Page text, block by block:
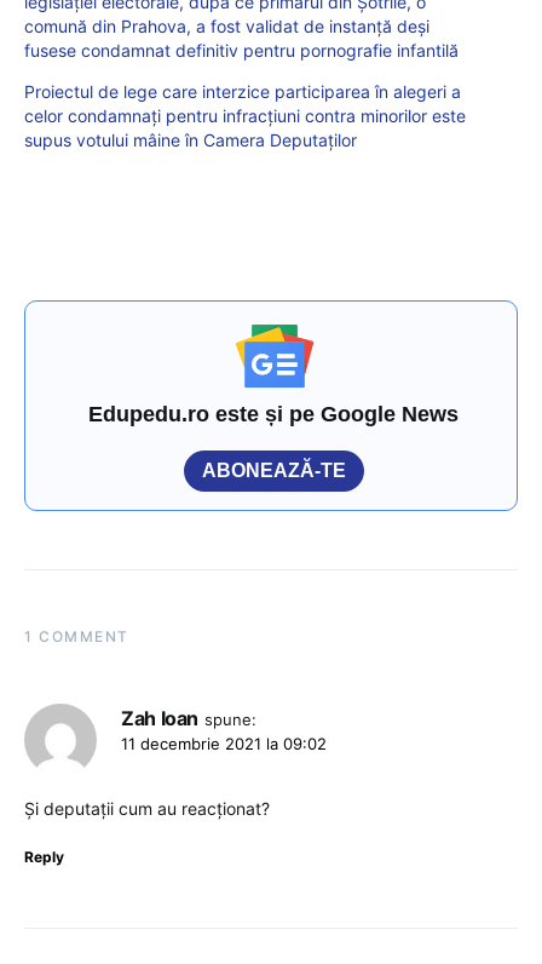
comună din Prahova, a fost validat de instanță deși
fusese condamnat definitiv pentru pornografie infantilă
Proiectul de lege care interzice participarea în alegeri a
celor condamnați pentru infracțiuni contra minorilor este
supus votului mâine în Camera Deputaților
Edupedu.ro este și pe Google News
ABONEAZĂ-TE
1 COMMENT
Zah Ioan spune:
11 decembrie 2021 la 09:02
Și deputații cum au reacționat?
Reply